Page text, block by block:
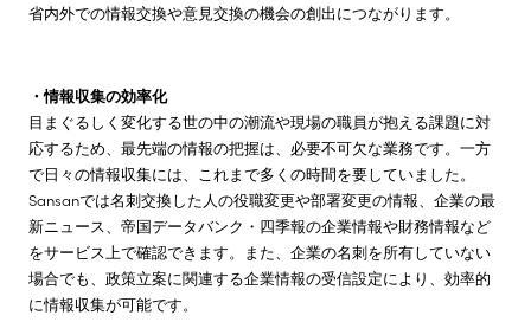
省内外での情報交換や意見交換の機会の創出につながります。
・情報収集の効率化
目まぐるしく変化する世の中の潮流や現場の職員が抱える課題に対
応するため、最先端の情報の把握は、必要不可欠な業務です。一方
で日々の情報収集には、これまで多くの時間を要していました。
Sansanでは名刺交換した人の役職変更や部署変更の情報、企業の最
新ニュース、帝国データバンク・四季報の企業情報や財務情報など
をサービス上で確認できます。また、企業の名刺を所有していない
場合でも、政策立案に関連する企業情報の受信設定により、効率的
に情報収集が可能です。